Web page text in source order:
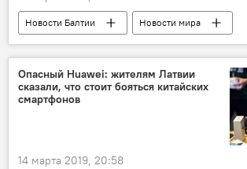
Новости Балтии
Новости мира
Новости России
Россия
Балтия
автобус
Lux Express
Опасный Huawei: жителям Латвии
сказали, что стоит бояться китайских
смартфонов
14 марта 2019, 20:58